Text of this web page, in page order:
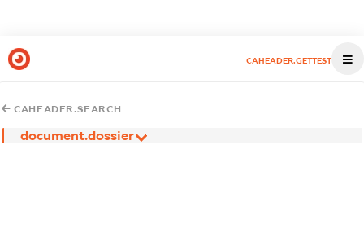
CAHEADER.GETTEST
CAHEADER.SEARCH
document.dossier